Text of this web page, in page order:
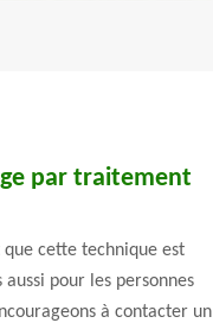
par traitement
cette technique est
pour les personnes
à contacter un